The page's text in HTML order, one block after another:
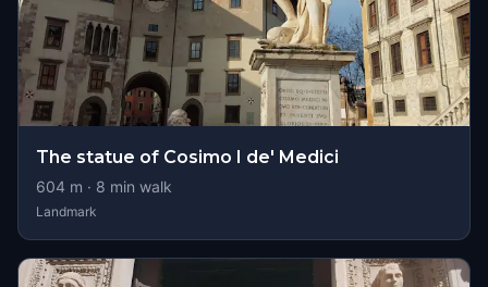
The statue of Cosimo I de' Medici
604 m · 8 min walk
Landmark